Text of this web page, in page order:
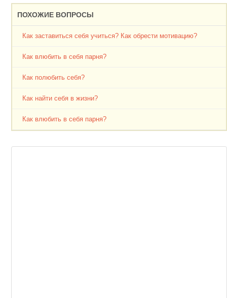
ПОХОЖИЕ ВОПРОСЫ
Как заставиться себя учиться? Как обрести мотивацию?
Как влюбить в себя парня?
Как полюбить себя?
Как найти себя в жизни?
Как влюбить в себя парня?